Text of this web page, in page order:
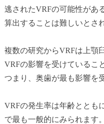
逃されたVRFの可能性があ
算出することは難しいとさ
複数の研究からVRFは上顎
VRFの影響を受けているこ
つまり、奥歯が最も影響を
VRFの発生率は年齢ととも
で最も一般的にみられます。